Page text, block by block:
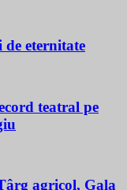
eternitate
teatral pe
agricol, Gala